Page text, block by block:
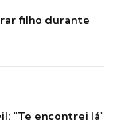
filho durante
"Te encontrei lá"